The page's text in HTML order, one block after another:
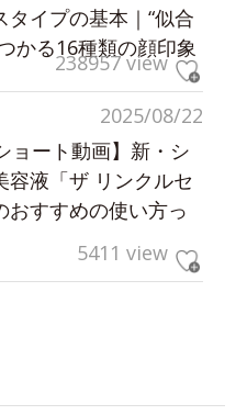
タイプの基本｜“似合
かる16種類の顔印象
238957 view
2025/08/22
ョート動画】新・シ
容液「ザ リンクルセ
おすすめの使い方っ
5411 view